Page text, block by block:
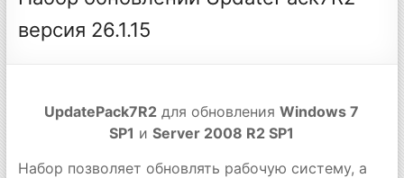
версия 26.1.15
UpdatePack7R2 для обновленияWindows 7
SP1 иServer 2008 R2 SP1
Набор позволяет обновлять рабочую систему, а